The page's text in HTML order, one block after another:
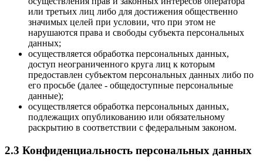
или третьих лиц либо для достижения общественно
значимых целей при условии, что при этом не
нарушаются права и свободы субъекта персональных
данных;
осуществляется обработка персональных данных,
доступ неограниченного круга лиц к которым
предоставлен субъектом персональных данных либо по
его просьбе (далее - общедоступные персональные
данные);
осуществляется обработка персональных данных,
подлежащих опубликованию или обязательному
раскрытию в соответствии с федеральным законом.
2.3 Конфиденциальность персональных данных